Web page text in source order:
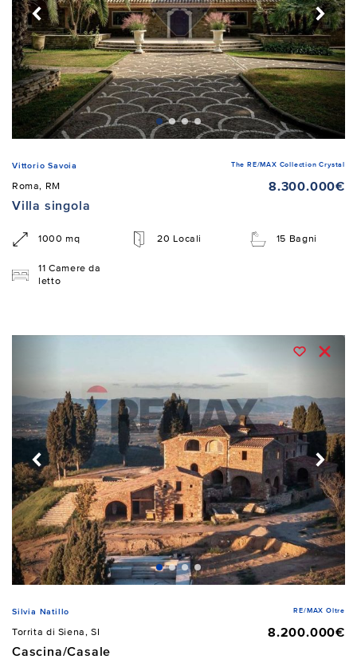
Vittorio Savoia The RE/MAX Collection Crystal
Roma, RM
8.300.000€
Villa singola
1000 mq 20 Locali 15 Bagni
11 Camere da
letto
Silvia Natillo RE/MAX Oltre
Torrita di Siena, SI
8.200.000€
Cascina/Casale